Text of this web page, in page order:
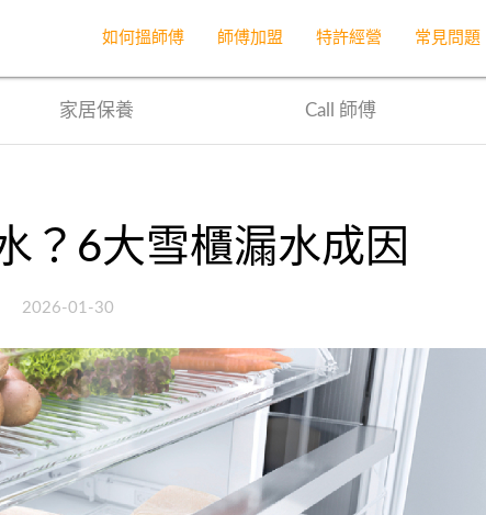
如何搵師傅 師傅加盟 特許經營 常見問題
首頁 網誌 文章
家居保養 Call 師傅
？6大雪櫃漏水成因
2026-01-30